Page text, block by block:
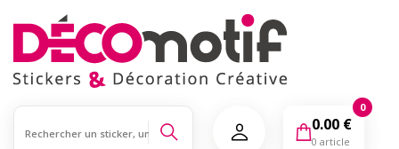
0
0.00 €
0 article